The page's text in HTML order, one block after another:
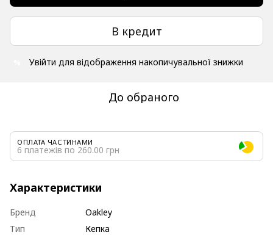
В кредит
Увійти для відображення накопичувальної знижки
До обраного
ОПЛАТА ЧАСТИНАМИ
6 платежів по 260.00 грн
Характеристики
Бренд
Oakley
Тип
Кепка